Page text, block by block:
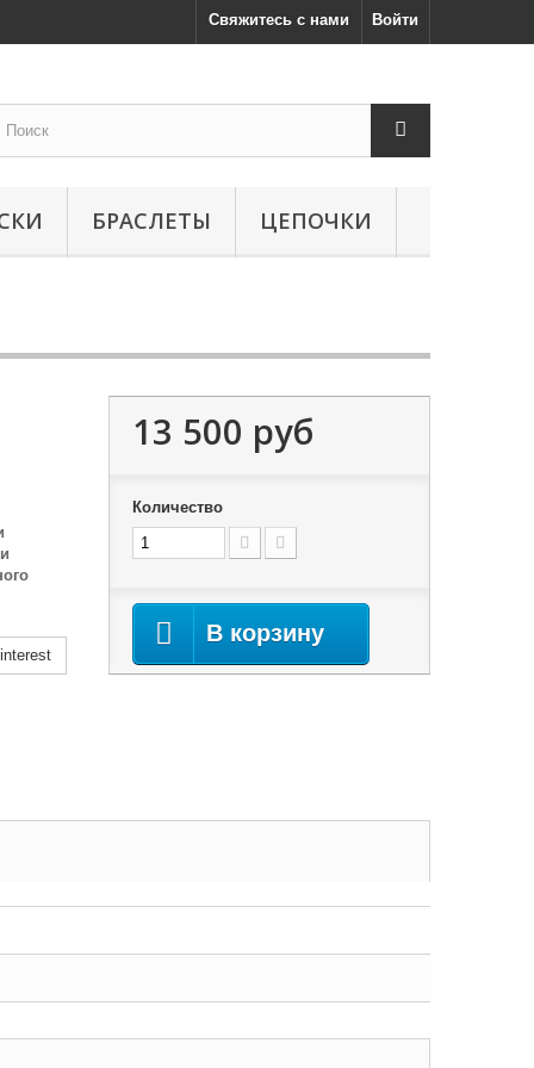
Войти
Свяжитесь с нами
БРАСЛЕТЫ ЦЕПОЧКИ
13 500 руб
Количество
В корзину